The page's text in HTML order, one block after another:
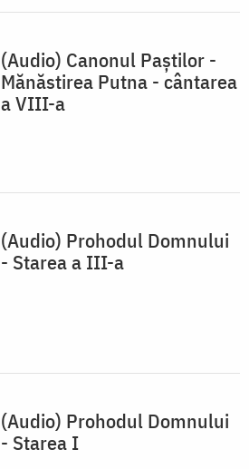
(Audio) Canonul Paştilor -
Mănăstirea Putna - cântarea
a VIII-a
(Audio) Prohodul Domnului
- Starea a III-a
(Audio) Prohodul Domnului
- Starea I